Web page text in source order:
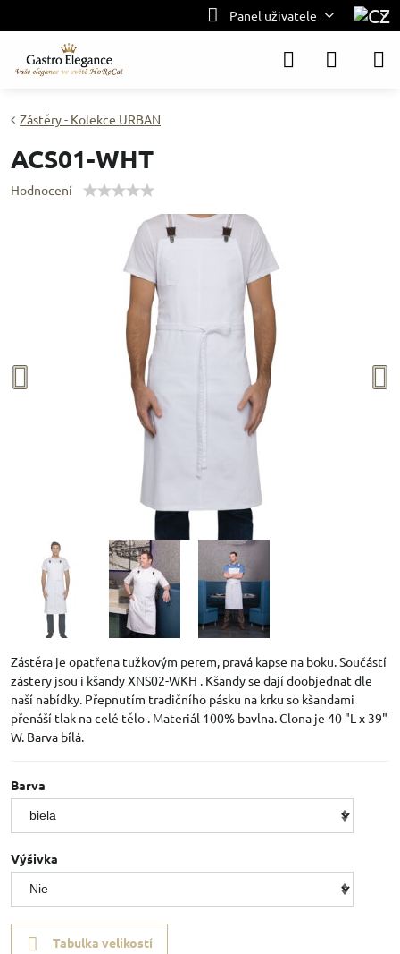
Panel uživatele
Zástěry - Kolekce URBAN
ACS01-WHT
Hodnocení
Zástěra je opatřena tužkovým perem, pravá kapse na boku. Součástí
zástery jsou i kšandy XNS02-WKH . Kšandy se dají doobjednat dle
naší nabídky. Přepnutím tradičního pásku na krku so kšandami
přenáší tlak na celé tělo . Materiál 100% bavlna. Clona je 40 "L x 39"
W. Barva bílá.
Barva
Výšivka
Tabulka velikostí